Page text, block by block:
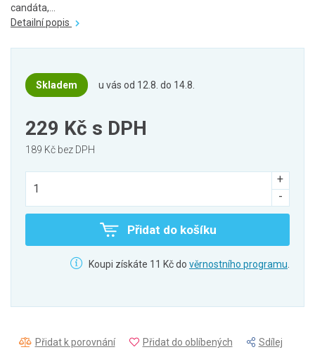
candáta,...
Detailní popis
Skladem u vás od 12.8. do 14.8.
229 Kč s DPH
189 Kč bez DPH
Přidat do košíku
Koupi získáte 11 Kč do věrnostního programu.
Přidat k porovnání Přidat do oblíbených
Sdílej